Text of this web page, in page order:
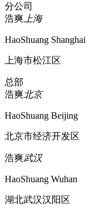
分公司
浩爽上海
HaoShuang Shanghai
上海市松江区
总部
浩爽北京
HaoShuang Beijing
北京市经济开发区
浩爽武汉
HaoShuang Wuhan
湖北武汉汉阳区